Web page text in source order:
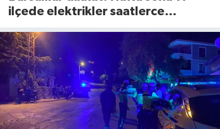
ilçede elektrikler saatlerce